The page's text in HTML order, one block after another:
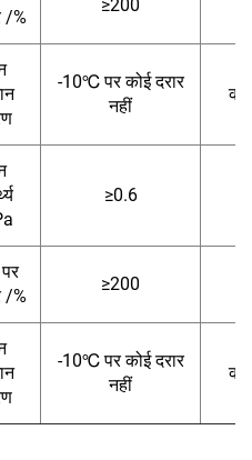
/%
≥200
-10℃ पर कोई दरार
नहीं
≥0.6
/%
≥200
-10℃ पर कोई दरार
नहीं